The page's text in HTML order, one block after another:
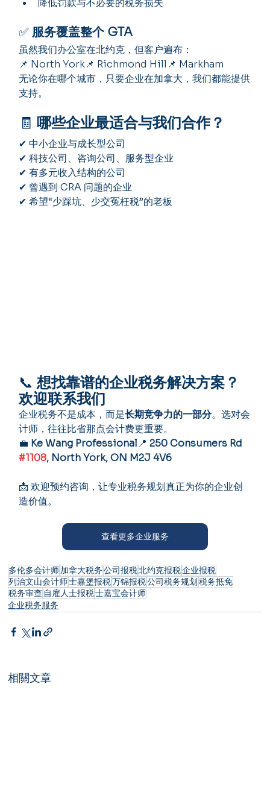
降低罚款与不必要的税务损失
✅ 服务覆盖整个 GTA
虽然我们办公室在北约克，但客户遍布：
📌 North York📌 Richmond Hill📌 Markham
无论你在哪个城市，只要企业在加拿大，我们都能提供
支持。
🧾 哪些企业最适合与我们合作？
✔ 中小企业与成长型公司
✔ 科技公司、咨询公司、服务型企业
✔ 有多元收入结构的公司
✔ 曾遇到 CRA 问题的企业
✔ 希望“少踩坑、少交冤枉税”的老板
📞 想找靠谱的企业税务解决方案？
欢迎联系我们
企业税务不是成本，而是长期竞争力的一部分。选对会
计师，往往比省那点会计费更重要。
💼 Ke Wang Professional📍 250 Consumers Rd
#1108, North York, ON M2J 4V6
📩 欢迎预约咨询，让专业税务规划真正为你的企业创
造价值。
查看更多企业服务
多伦多会计师加拿大税务公司报税北约克报税企业报税
列治文山会计师士嘉堡报税万锦报税公司税务规划税务抵免
税务审查 自雇人士报税士嘉宝会计师
企业税务服务
相關文章